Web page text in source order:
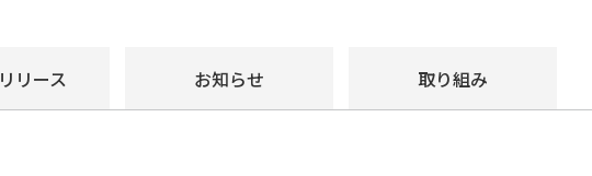
リリース お知らせ 取り組み